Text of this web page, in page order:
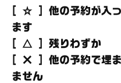
[ ☆ ] 他の予約が入っ
ます
[ △ ] 残りわずか
[ × ] 他の予約で埋ま
ません